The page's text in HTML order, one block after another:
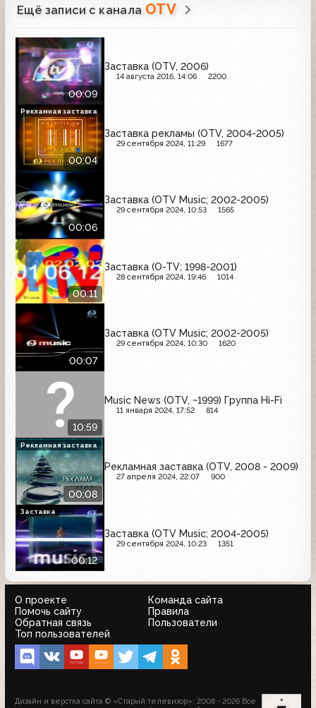
Ещё записи с канала OTV
00:09
Заставка (OTV, 2006)
14 августа 2016, 14:06 2200
00:04
Заставка рекламы (OTV, 2004-2005)
29 сентября 2024, 11:29 1677
Рекламная заставка
00:06
Заставка (OTV Music; 2002-2005)
29 сентября 2024, 10:53 1565
00:11
Заставка (O-TV; 1998-2001)
28 сентября 2024, 19:46 1014
00:07
Заставка (OTV Music; 2002-2005)
29 сентября 2024, 10:30 1620
10:59
Music News (OTV, ~1999) Группа Hi-Fi
11 января 2024, 17:52 814
00:08
Рекламная заставка (OTV, 2008 - 2009)
27 апреля 2024, 22:07 900
Рекламная заставка
00:12
Заставка (OTV Music; 2004-2005)
29 сентября 2024, 10:23 1351
Заставка
О проекте
Команда сайта
Помочь сайту
Правила
Обратная связь
Пользователи
Топ пользователей
Дизайн и верстка сайта © «Старый телевизор»; 2008 - 2026 Все